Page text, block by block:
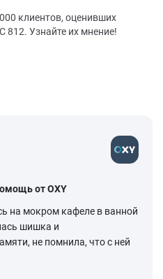
клиентов, оценивших
Узнайте их мнение!
от OXY
на мокром кафеле в ванной
шишка и
не помнила, что с ней